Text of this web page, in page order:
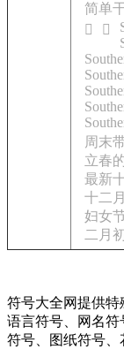
简单
𪢴
𪢵
周末
立春
最新
十二
妇女
二月
符号大全网提供特
语言符号、网名
符号、图纸符号、